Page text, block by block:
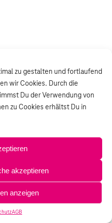
zu gestalten und fortlaufend
wir Cookies. Durch die
Du der Verwendung von
zu Cookies erhältst Du in
akzeptieren
anzeigen
AGB